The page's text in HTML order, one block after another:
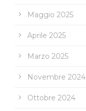
Maggio 2025
Aprile 2025
Marzo 2025
Novembre 2024
Ottobre 2024